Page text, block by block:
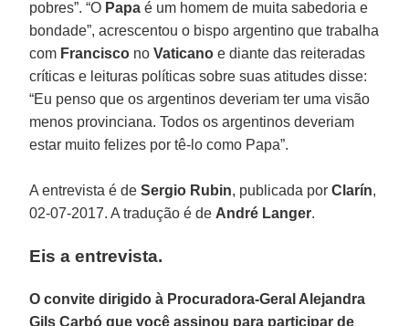
pobres”. “O Papa é um homem de muita sabedoria e
bondade”, acrescentou o bispo argentino que trabalha
com Francisco noVaticano e diante das reiteradas
críticas e leituras políticas sobre suas atitudes disse:
“Eu penso que os argentinos deveriam ter uma visão
menos provinciana. Todos os argentinos deveriam
estar muito felizes por tê-lo como Papa”.
A entrevista é deSergio Rubin, publicada porClarín,
02-07-2017. A tradução é de André Langer.
Eis a entrevista.
O convite dirigido à Procuradora-Geral Alejandra
Gils Carbó que você assinou para participar de